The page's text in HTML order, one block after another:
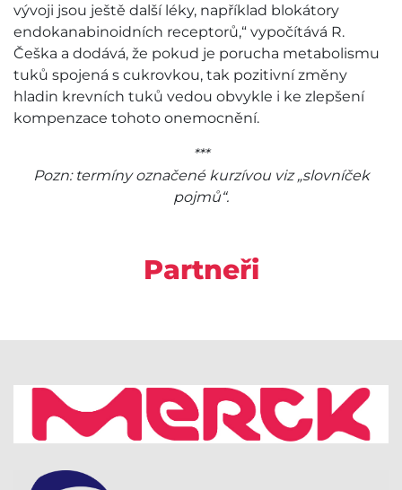
vývoji jsou ještě další léky, například blokátory
endokanabinoidních receptorů,“ vypočítává R.
Češka a dodává, že pokud je porucha metabolismu
tuků spojená s cukrovkou, tak pozitivní změny
hladin krevních tuků vedou obvykle i ke zlepšení
kompenzace tohoto onemocnění.
***
Pozn: termíny označené kurzívou viz „slovníček
pojmů“.
Partneři